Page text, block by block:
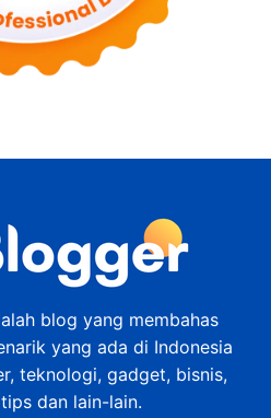
blog yang membahas
yang ada di Indonesia
teknologi, gadget, bisnis,
dan lain-lain.